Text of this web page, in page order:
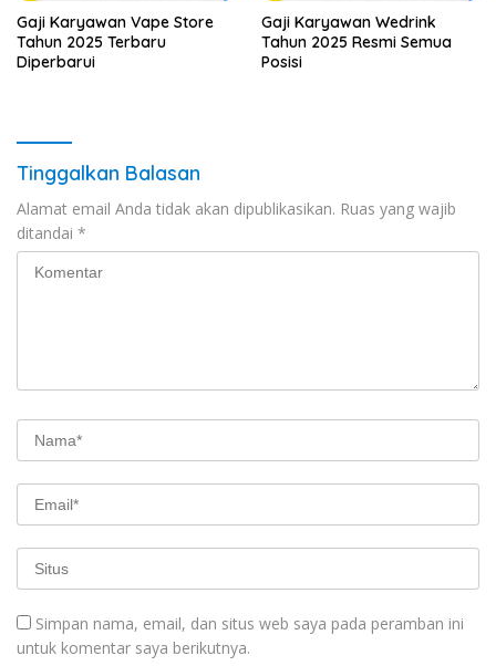
Gaji Karyawan Vape Store
Tahun 2025 Terbaru
Diperbarui
Gaji Karyawan Wedrink
Tahun 2025 Resmi Semua
Posisi
Tinggalkan Balasan
Alamat email Anda tidak akan dipublikasikan. Ruas yang wajib
ditandai *
Simpan nama, email, dan situs web saya pada peramban ini
untuk komentar saya berikutnya.